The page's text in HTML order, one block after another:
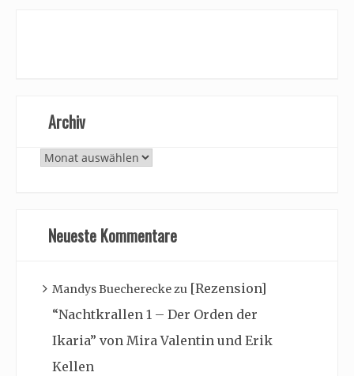
Archiv
Archiv
Neueste Kommentare
Mandys Buechereckezu [Rezension]
“Nachtkrallen 1 – Der Orden der
Ikaria” von Mira Valentin und Erik
Kellen